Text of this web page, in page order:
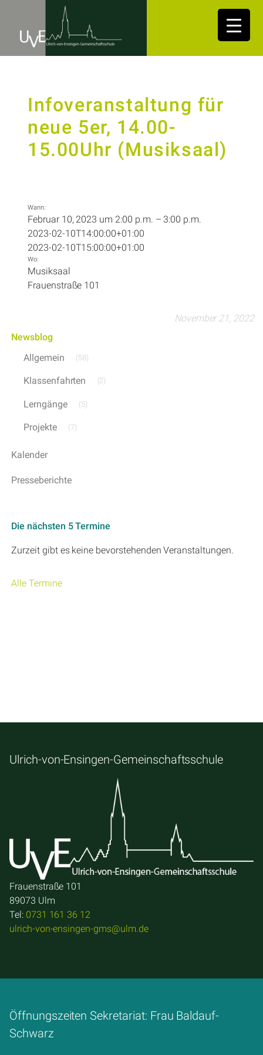
Infoveranstaltung für
neue 5er, 14.00-
15.00Uhr (Musiksaal)
Wann:
Februar 10, 2023 um 2:00 p.m. – 3:00 p.m.
2023-02-10T14:00:00+01:00
2023-02-10T15:00:00+01:00
Wo:
Musiksaal
Frauenstraße 101
November 21, 2022
Newsblog
Allgemein
(58)
Klassenfahrten (2)
Lerngänge (5)
Projekte (7)
Kalender
Presseberichte
Die nächsten 5 Termine
Zurzeit gibt es keine bevorstehenden Veranstaltungen.
Alle Termine
Ulrich-von-Ensingen-Gemeinschaftsschule
Frauenstraße 101
89073 Ulm
Tel: 0731 161 36 12
ulrich-von-ensingen-gms@ulm.de
Öffnungszeiten Sekretariat: Frau Baldauf-
Schwarz